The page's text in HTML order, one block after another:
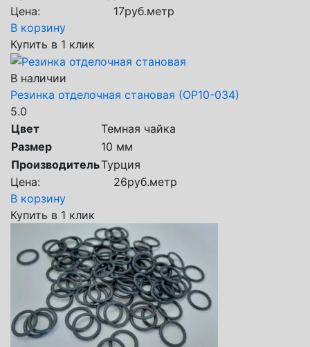
Цена:
17руб.метр
В корзину
Купить в 1 клик
В наличии
Резинка отделочная становая (ОР10-034)
5.0
Цвет
Темная чайка
Размер
10 мм
ПроизводительТурция
Цена:
26руб.метр
В корзину
Купить в 1 клик